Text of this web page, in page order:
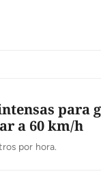
para
a 60 km/h
por hora.